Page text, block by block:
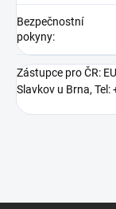
Bezpečnostní
pokyny:
Zástupce pro ČR:
Slavkov u Brna,